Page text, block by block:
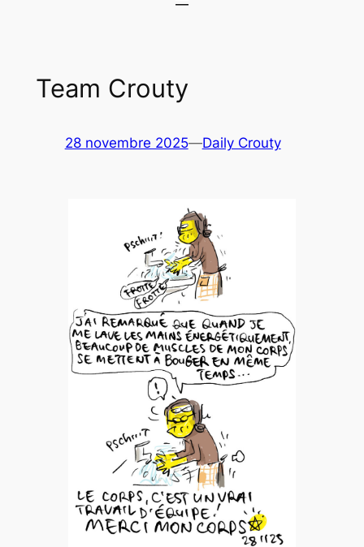
Team Crouty
28 novembre 2025—Daily Crouty